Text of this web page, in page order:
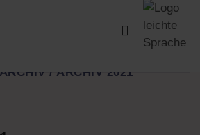
ARCHIV ARCHIV 2021